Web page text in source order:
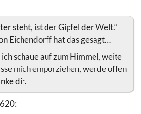
steht, ist der Gipfel der Welt.“
Eichendorff hat das gesagt…
schaue auf zum Himmel, weite
mich emporziehen, werde offen
dir.